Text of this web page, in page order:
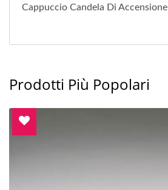
Cappuccio Candela Di Accensione
Prodotti Più Popolari